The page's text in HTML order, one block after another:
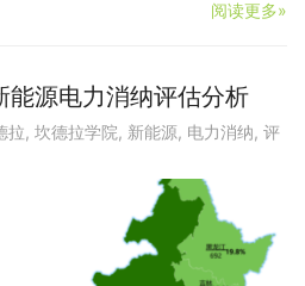
阅读更多»
能源电力消纳评估分析
拉, 坎德拉学院, 新能源, 电力消纳, 评